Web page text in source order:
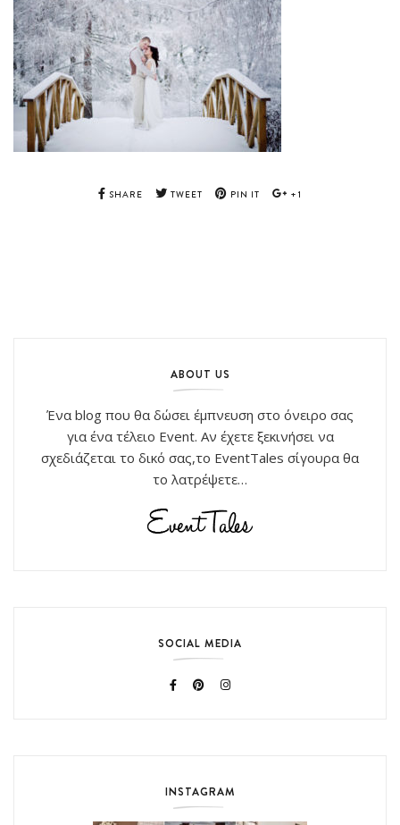
SHARE TWEET PIN IT +1
ABOUT US
Ένα blog που θα δώσει έμπνευση στο όνειρο σας
για ένα τέλειο Event. Αν έχετε ξεκινήσει να
σχεδιάζεται το δικό σας,το EventTales σίγουρα θα
το λατρέψετε…
SOCIAL MEDIA
INSTAGRAM